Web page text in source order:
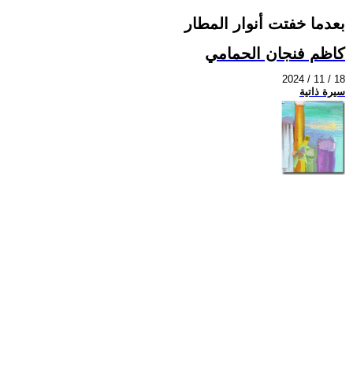
بعدما خفتت أنوار المطار
كاظم فنجان الحمامي
2024 / 11 / 18
سيرة ذاتية